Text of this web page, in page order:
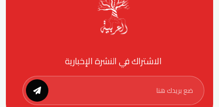
الاشتراك في النشرة الإخبارية